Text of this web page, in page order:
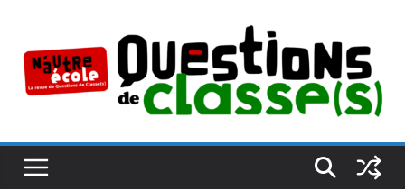
contenu